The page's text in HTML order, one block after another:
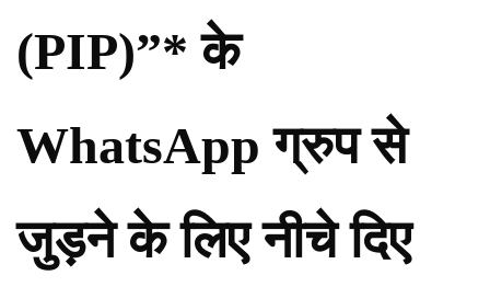
(PIP)”* के
WhatsApp ग्रुप से
जुड़ने के लिए नीचे दिए